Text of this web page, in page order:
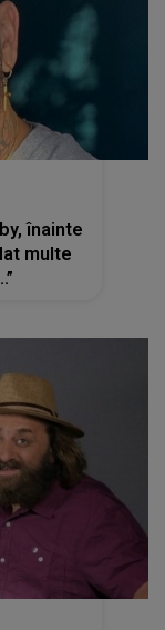
înainte
multe